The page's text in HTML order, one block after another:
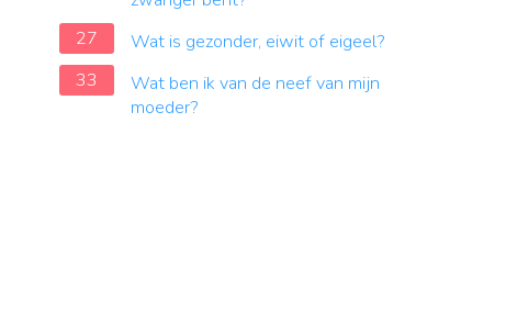
27
Wat is gezonder, eiwit of eigeel?
33
Wat ben ik van de neef van mijn
moeder?